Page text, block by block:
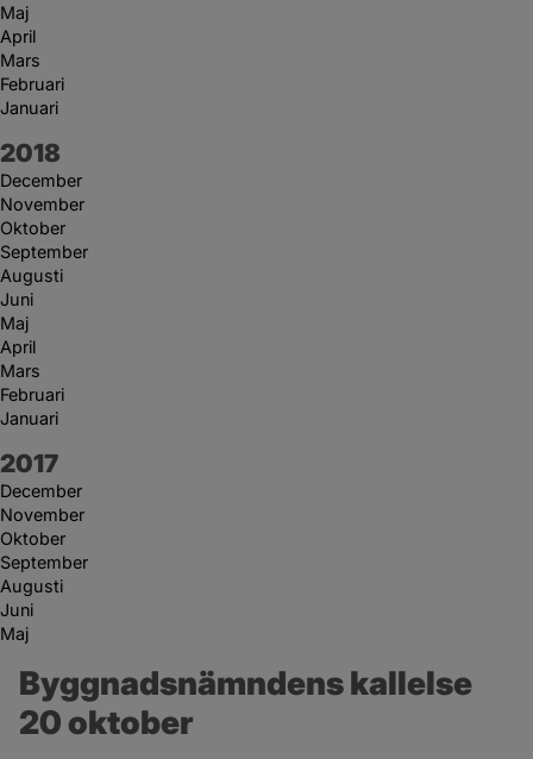
Maj
April
Mars
Februari
Januari
År:
2018
December
November
Oktober
September
Augusti
Juni
Maj
April
Mars
Februari
Januari
År:
2017
December
November
Oktober
September
Augusti
Juni
Maj
Byggnadsnämndens kallelse
20 oktober